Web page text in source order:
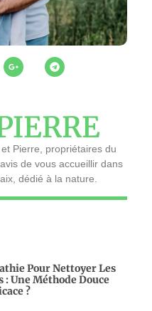
Pierre, propriétaires du
de vous accueillir dans
dédié à la nature.
Pour Nettoyer Les
Une Méthode Douce
?